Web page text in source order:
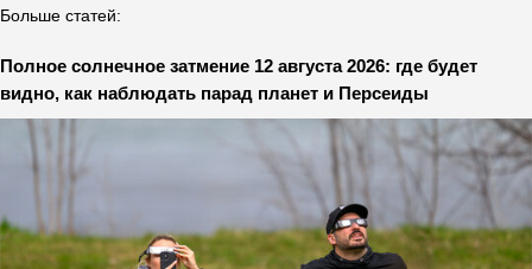
Больше статей:
Полное солнечное затмение 12 августа 2026: где будет
видно, как наблюдать парад планет и Персеиды